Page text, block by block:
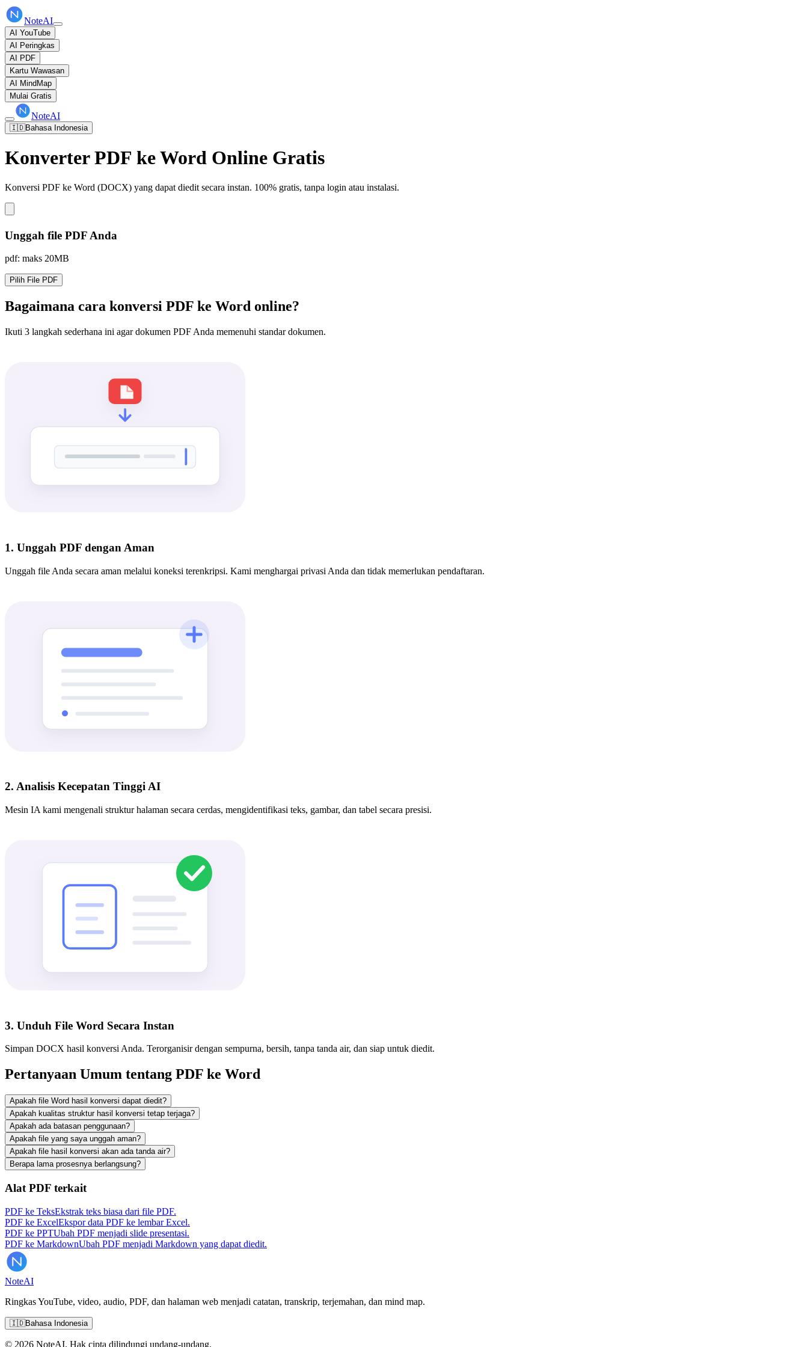
NoteAI
AI YouTube
AI Peringkas
AI PDF
Kartu Wawasan
AI MindMap
Mulai Gratis
NoteAI
🇮🇩Bahasa Indonesia
Konverter PDF ke Word Online Gratis
Konversi PDF ke Word (DOCX) yang dapat diedit secara instan. 100% gratis, tanpa login atau instalasi.
Unggah file PDF Anda
pdf: maks 20MB
Pilih File PDF
Bagaimana cara konversi PDF ke Word online?
Ikuti 3 langkah sederhana ini agar dokumen PDF Anda memenuhi standar dokumen.
1. Unggah PDF dengan Aman
Unggah file Anda secara aman melalui koneksi terenkripsi. Kami menghargai privasi Anda dan tidak memerlukan pendaftaran.
2. Analisis Kecepatan Tinggi AI
Mesin IA kami mengenali struktur halaman secara cerdas, mengidentifikasi teks, gambar, dan tabel secara presisi.
3. Unduh File Word Secara Instan
Simpan DOCX hasil konversi Anda. Terorganisir dengan sempurna, bersih, tanpa tanda air, dan siap untuk diedit.
Pertanyaan Umum tentang PDF ke Word
Apakah file Word hasil konversi dapat diedit?
Apakah kualitas struktur hasil konversi tetap terjaga?
Apakah ada batasan penggunaan?
Apakah file yang saya unggah aman?
Apakah file hasil konversi akan ada tanda air?
Berapa lama prosesnya berlangsung?
Alat PDF terkait
PDF ke TeksEkstrak teks biasa dari file PDF.
PDF ke ExcelEkspor data PDF ke lembar Excel.
PDF ke PPTUbah PDF menjadi slide presentasi.
PDF ke MarkdownUbah PDF menjadi Markdown yang dapat diedit.
NoteAI
Ringkas YouTube, video, audio, PDF, dan halaman web menjadi catatan, transkrip, terjemahan, dan mind map.
🇮🇩Bahasa Indonesia
© 2026 NoteAI. Hak cipta dilindungi undang-undang.